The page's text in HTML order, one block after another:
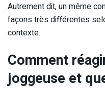
Autrement dit, un même
façons très différentes
contexte.
Comment
joggeuse et